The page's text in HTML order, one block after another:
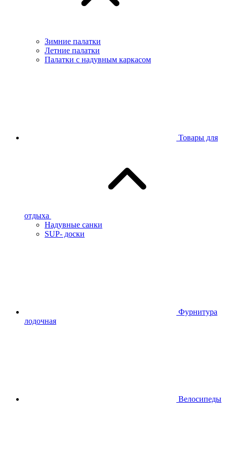
Зимние палатки
Летние палатки
Палатки с надувным каркасом
Товары для
отдыха
Надувные санки
SUP- доски
Фурнитура
лодочная
Велосипеды